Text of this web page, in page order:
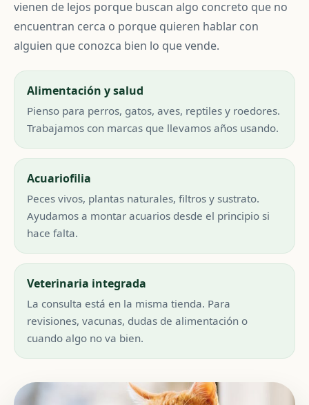
vienen de lejos porque buscan algo concreto que no
encuentran cerca o porque quieren hablar con
alguien que conozca bien lo que vende.
Alimentación y salud
Pienso para perros, gatos, aves, reptiles y roedores.
Trabajamos con marcas que llevamos años usando.
Acuariofilia
Peces vivos, plantas naturales, filtros y sustrato.
Ayudamos a montar acuarios desde el principio si
hace falta.
Veterinaria integrada
La consulta está en la misma tienda. Para
revisiones, vacunas, dudas de alimentación o
cuando algo no va bien.